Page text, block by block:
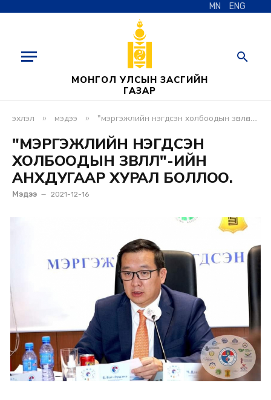
MN ENG
МОНГОЛ УЛСЫН ЗАСГИЙН
ГАЗАР
эхлэл » мэдээ » "мэргэжлийн нэгдсэн холбоодын зөвлөл"-ийн анхдугаар хурал боллоо.
"МЭРГЭЖЛИЙН НЭГДСЭН
ХОЛБООДЫН ЗӨВЛӨЛ"-ИЙН
АНХДУГААР ХУРАЛ БОЛЛОО.
Мэдээ 2021-12-16